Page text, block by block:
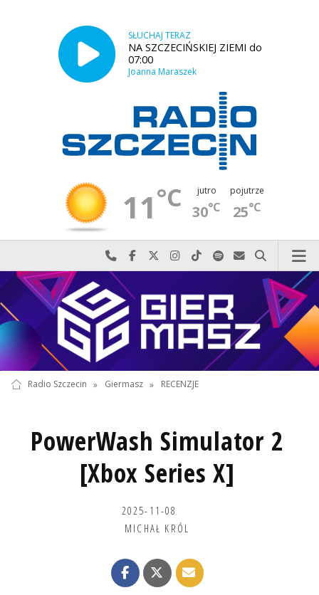
SŁUCHAJ TERAZ
NA SZCZECIŃSKIEJ ZIEMI do
07:00
Joanna Maraszek
11°C jutro
30°C
pojutrze
25°C
Najlepiej po prostu do nas zadzwoń
Odwiedź nas na Facebook-u
Odwiedź nas na X
Odwiedź nas na Instagram-ie
Odwiedź nas na TikTok-u
Szukaj nas na Spotify
Wyślij do nas
Szukaj
Radio Szczecin » Giermasz » RECENZJE
PowerWash Simulator 2
[Xbox Series X]
2025-11-08
MICHAŁ KRÓL